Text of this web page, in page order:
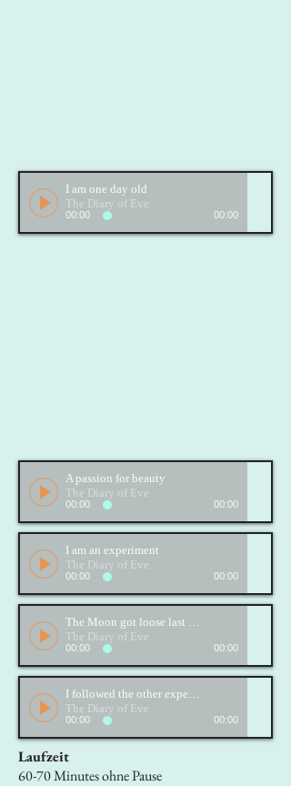
I am one day old
The Diary of Eve
00:00
00:00
A passion for beauty
The Diary of Eve
00:00
00:00
I am an experiment
The Diary of Eve
00:00
00:00
The Moon got loose last night
The Diary of Eve
00:00
00:00
I followed the other experiment
The Diary of Eve
00:00
00:00
Laufzeit
60-70 Minutes ohne Pause